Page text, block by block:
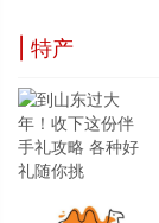
| 特产